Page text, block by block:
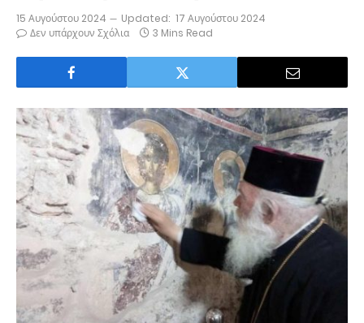
15 Αυγούστου 2024 Updated: 17 Αυγούστου 2024
Δεν υπάρχουν Σχόλια
3 Mins Read